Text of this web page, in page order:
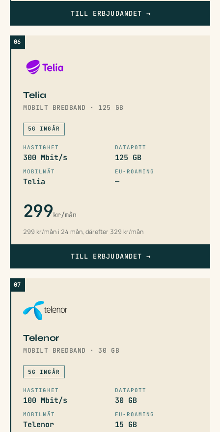
TILL ERBJUDANDET→
06
Telia
MOBILT BREDBAND · 125 GB
5G INGÅR
HASTIGHET
300 Mbit/s
DATAPOTT
125 GB
MOBILNÄT
Telia
EU-ROAMING
—
299kr/mån
299 kr/mån i 24 mån, därefter 329 kr/mån
TILL ERBJUDANDET→
07
Telenor
MOBILT BREDBAND · 30 GB
5G INGÅR
HASTIGHET
100 Mbit/s
DATAPOTT
30 GB
MOBILNÄT
Telenor
EU-ROAMING
15 GB